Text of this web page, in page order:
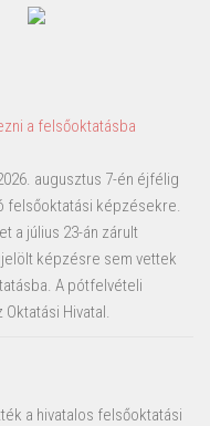
a felsőoktatásba
augusztus 7-én éjfélig
felsőoktatási képzésekre.
a július 23-án zárult
képzésre sem vettek
A pótfelvételi
Hivatal.
a hivatalos felsőoktatási